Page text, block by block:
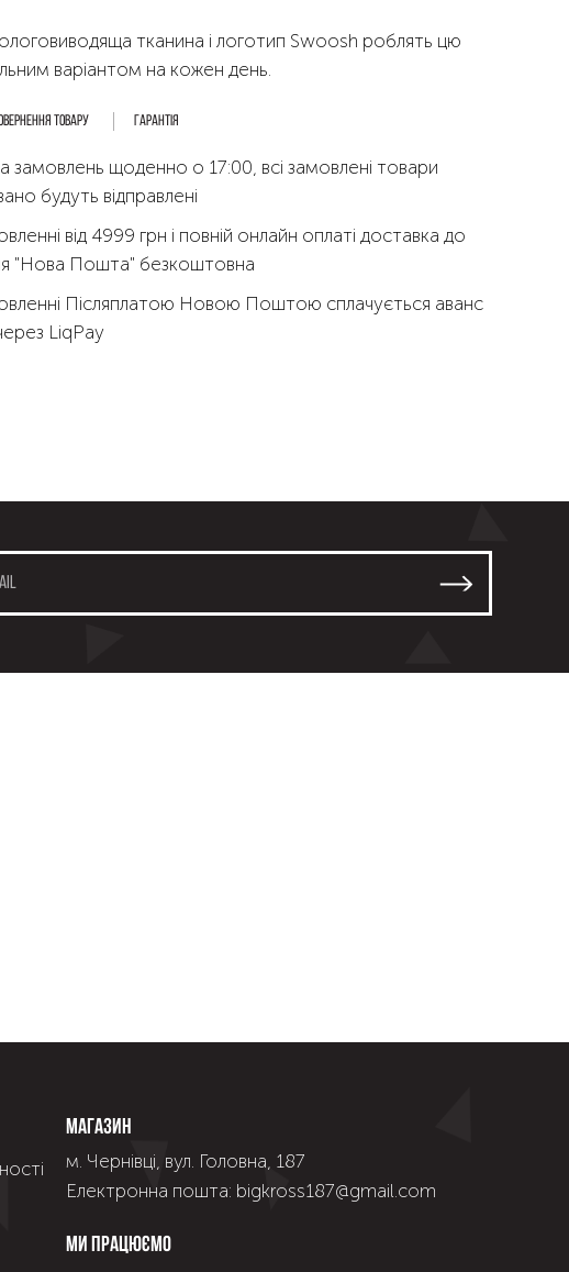
тканина і логотип Swoosh роблять цю
варіантом на кожен день.
товару Гарантія
замовлень щоденно о 17:00, всі замовлені товари
будуть відправлені
від 4999 грн і повній онлайн оплаті доставка до
"Нова Пошта" безкоштовна
Післяплатою Новою Поштою сплачується аванс
LiqPay
Магазин
м. Чернівці, вул. Головна, 187
Електронна пошта: bigkross187@gmail.com
Ми працюємо